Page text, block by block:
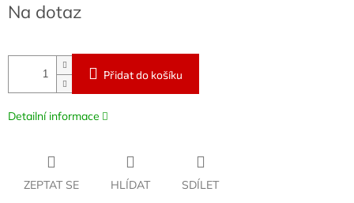
cena:
Na dotaz
Přidat do košíku
Detailní informace
ZEPTAT SE HLÍDAT SDÍLET